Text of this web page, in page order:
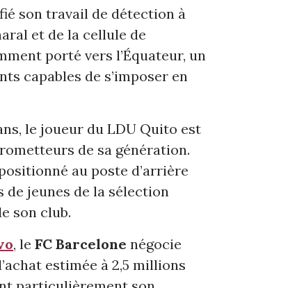
son travail de détection à
et de la cellule de
porté vers l’Équateur, un
capables de s’imposer en
le joueur du LDU Quito est
de sa génération.
au poste d’arrière
de jeunes de la sélection
son club.
, le FC Barcelone négocie
estimée à 2,5 millions